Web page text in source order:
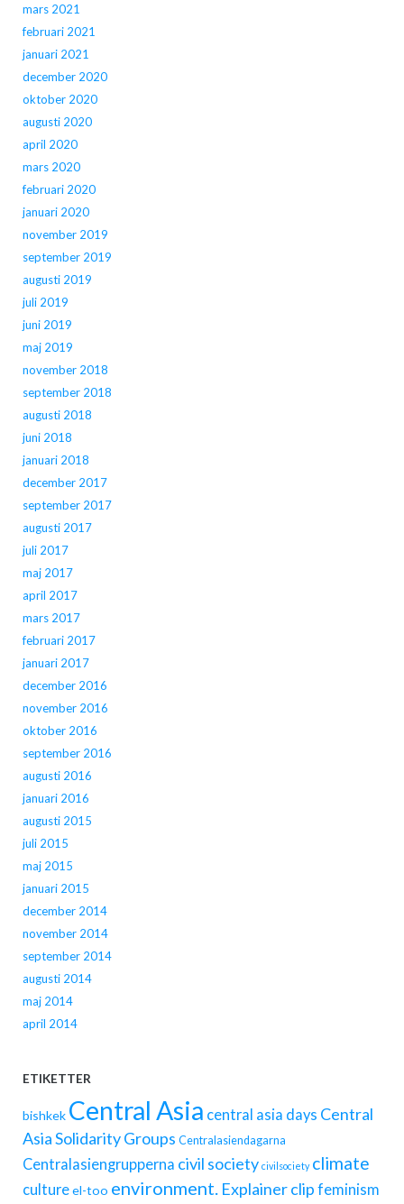
mars 2021
februari 2021
januari 2021
december 2020
oktober 2020
augusti 2020
april 2020
mars 2020
februari 2020
januari 2020
november 2019
september 2019
augusti 2019
juli 2019
juni 2019
maj 2019
november 2018
september 2018
augusti 2018
juni 2018
januari 2018
december 2017
september 2017
augusti 2017
juli 2017
maj 2017
april 2017
mars 2017
februari 2017
januari 2017
december 2016
november 2016
oktober 2016
september 2016
augusti 2016
januari 2016
augusti 2015
juli 2015
maj 2015
januari 2015
december 2014
november 2014
september 2014
augusti 2014
maj 2014
april 2014
ETIKETTER
bishkek Central Asia central asia days Central
Asia Solidarity Groups Centralasiendagarna
Centralasiengrupperna civil society civilsociety climate
cultureel-too environment. Explainer clip feminism